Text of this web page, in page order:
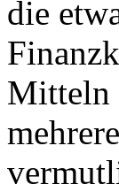
die
Mitteln